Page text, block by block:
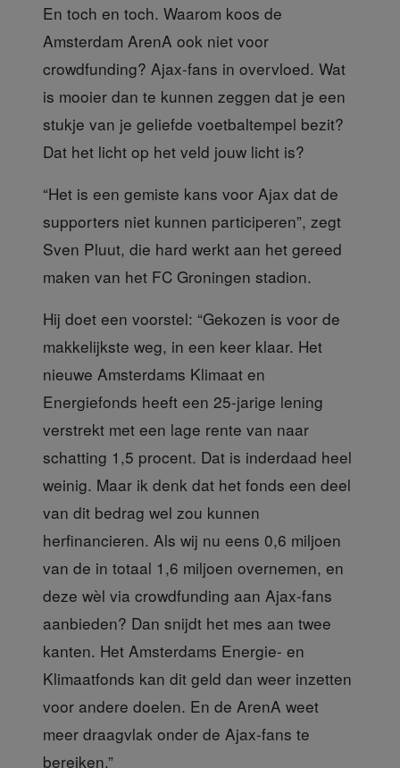
En toch en toch. Waarom koos de
Amsterdam ArenA ook niet voor
crowdfunding? Ajax-fans in overvloed. Wat
is mooier dan te kunnen zeggen dat je een
stukje van je geliefde voetbaltempel bezit?
Dat het licht op het veld jouw licht is?
“Het is een gemiste kans voor Ajax dat de
supporters niet kunnen participeren”, zegt
Sven Pluut, die hard werkt aan het gereed
maken van het FC Groningen stadion.
Hij doet een voorstel: “Gekozen is voor de
makkelijkste weg, in een keer klaar. Het
nieuwe Amsterdams Klimaat en
Energiefonds heeft een 25-jarige lening
verstrekt met een lage rente van naar
schatting 1,5 procent. Dat is inderdaad heel
weinig. Maar ik denk dat het fonds een deel
van dit bedrag wel zou kunnen
herfinancieren. Als wij nu eens 0,6 miljoen
van de in totaal 1,6 miljoen overnemen, en
deze wèl via crowdfunding aan Ajax-fans
aanbieden? Dan snijdt het mes aan twee
kanten. Het Amsterdams Energie- en
Klimaatfonds kan dit geld dan weer inzetten
voor andere doelen. En de ArenA weet
meer draagvlak onder de Ajax-fans te
bereiken.”